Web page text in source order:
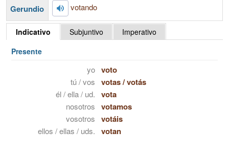
Gerundio votando
Indicativo Subjuntivo
Imperativo
Presente
yo voto
tú / vos votas/votás
él / ella / ud. vota
nosotros votamos
vosotros votáis
ellos / ellas / uds. votan